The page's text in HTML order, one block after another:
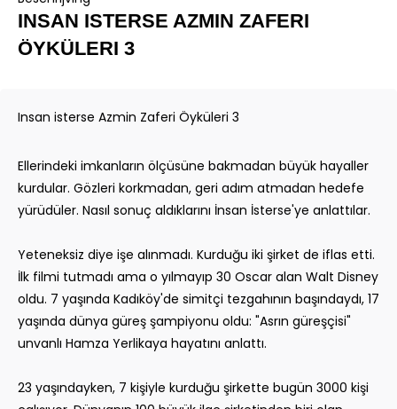
INSAN ISTERSE AZMIN ZAFERI
ÖYKÜLERI 3
Insan isterse Azmin Zaferi Öyküleri 3
Ellerindeki imkanların ölçüsüne bakmadan büyük hayaller
kurdular. Gözleri korkmadan, geri adım atmadan hedefe
yürüdüler. Nasıl sonuç aldıklarını İnsan İsterse'ye anlattılar.
Yeteneksiz diye işe alınmadı. Kurduğu iki şirket de iflas etti.
İlk filmi tutmadı ama o yılmayıp 30 Oscar alan Walt Disney
oldu. 7 yaşında Kadıköy'de simitçi tezgahının başındaydı, 17
yaşında dünya güreş şampiyonu oldu: "Asrın güreşçisi"
unvanlı Hamza Yerlikaya hayatını anlattı.
23 yaşındayken, 7 kişiyle kurduğu şirkette bugün 3000 kişi